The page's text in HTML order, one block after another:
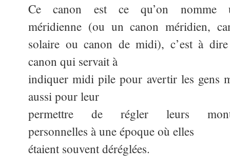
Ce canon est ce qu’on nomme
méridienne (ou un canon méridien,
solaire ou canon de midi), c’est à
canon qui servait à
indiquer midi pile pour avertir les gens
aussi pour leur
permettre de régler leurs
personnelles à une époque où elles
étaient souvent déréglées.